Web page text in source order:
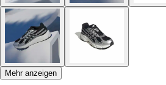
Mehr anzeigen